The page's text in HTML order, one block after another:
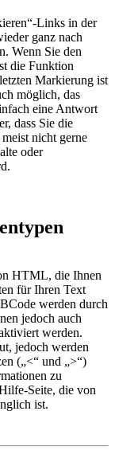
Links in der
ganz nach
Wenn Sie den
die Funktion
Markierung ist
möglich, das
eine Antwort
dass Sie die
nicht gerne
oder
HTML, die Ihnen
für Ihren Text
werden durch
jedoch auch
werden.
jedoch werden
(„<“ und „>“)
zu
Seite, die von
ist.